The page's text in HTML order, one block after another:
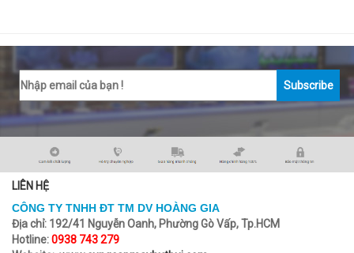
Subscribe
LIÊN HỆ
CÔNG TY TNHH ĐT TM DV HOÀNG GIA
Địa chỉ: 192/41 Nguyễn Oanh, Phường Gò Vấp, Tp.HCM
Hotline:0938 743 279